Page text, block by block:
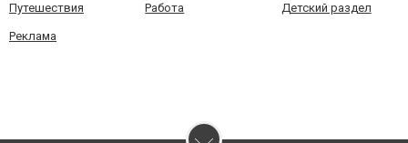
Путешествия Работа Детский раздел
Реклама